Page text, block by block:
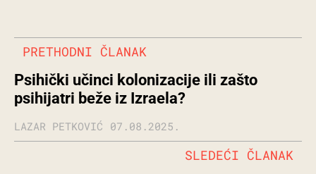
PRETHODNI ČLANAK
Psihički učinci kolonizacije ili zašto
psihijatri beže iz Izraela?
LAZAR PETKOVIĆ 07.08.2025.
SLEDEĆI ČLANAK